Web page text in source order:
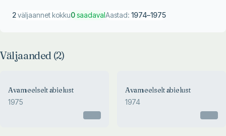
2väljaannet kokku0saadavalAastad: 1974–1975
Väljaanded (2)
Avameelselt abielust
1975
Avameelselt abielust
1974